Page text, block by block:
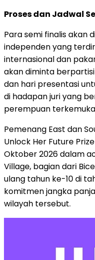
Proses dan Jadwal
Para semi finalis akan
independen yang
internasional dan
akan diminta
dan hari presentasi
di hadapan juri yang
perempuan
Pemenang East dan
Unlock Her Future
Oktober 2026 dalam
Village, bagian dari
ulang tahun ke-10 di
komitmen jangka
wilayah tersebut.